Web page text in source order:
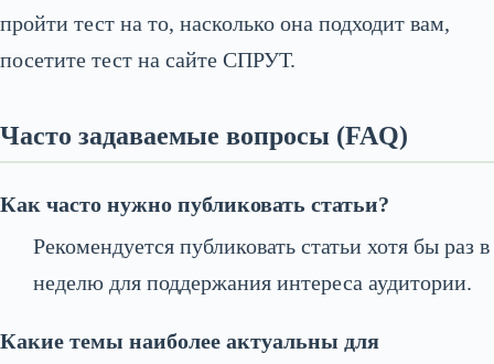
пройти тест на то, насколько она подходит вам,
посетите тест на сайте СПРУТ.
Часто задаваемые вопросы (FAQ)
Как часто нужно публиковать статьи?
Рекомендуется публиковать статьи хотя бы раз в
неделю для поддержания интереса аудитории.
Какие темы наиболее актуальны для